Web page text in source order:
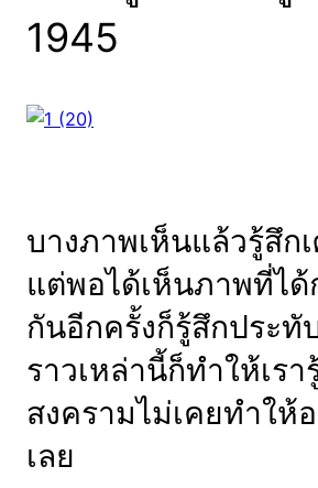
1945
บางภาพเห็นแล้วรู้สึก
แต่พอได้เห็นภาพที่ได้
กันอีกครั้งก็รู้สึกประทั
ราวเหล่านี้ก็ทำให้เรา
สงครามไม่เคยทำให้
เลย